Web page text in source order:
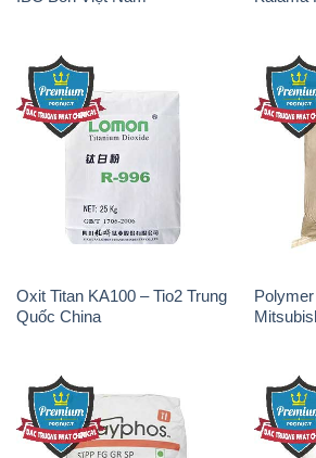
Oxit Titan KA100 – Tio2 Trung
Quốc China